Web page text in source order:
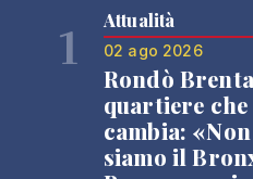
1 Attualità
02 ago 2026
Rondò
quartiere che
cambia: «Non
siamo il